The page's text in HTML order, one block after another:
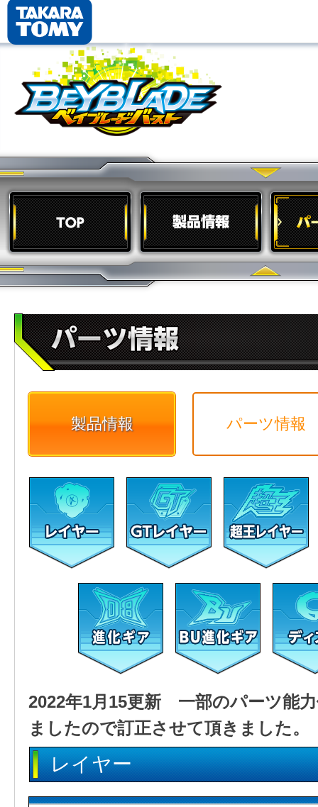
製品情報 パーツ情報
2022年1月15更新 一部のパーツ能
ましたので訂正させて頂きました。
レイヤー